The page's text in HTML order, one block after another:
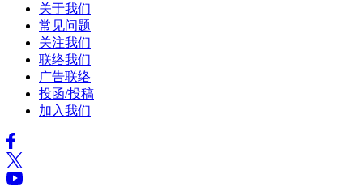
关于我们
常见问题
关注我们
联络我们
广告联络
投函/投稿
加入我们